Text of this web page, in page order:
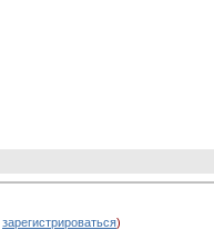
зарегистрироваться)